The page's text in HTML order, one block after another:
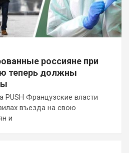
россияне при
теперь должны
Французские власти
въезда на свою
и